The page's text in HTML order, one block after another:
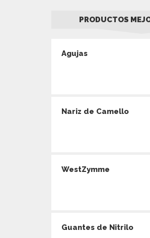
PRODUCTOS
Agujas
Nariz de Camello
WestZymme
Guantes de Nitrilo